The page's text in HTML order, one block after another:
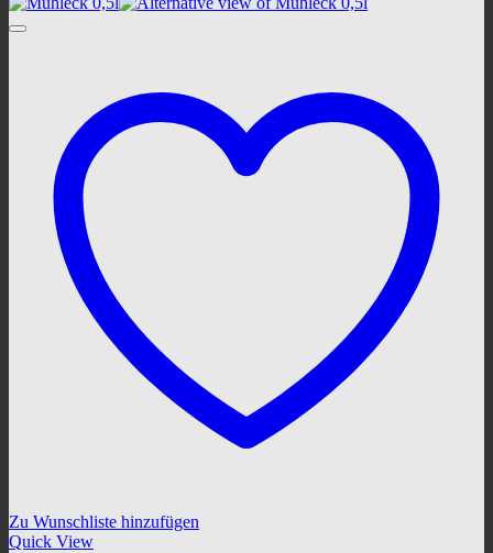
Zu Wunschliste hinzufügen
Quick View